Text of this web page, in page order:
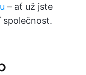
– ať už jste